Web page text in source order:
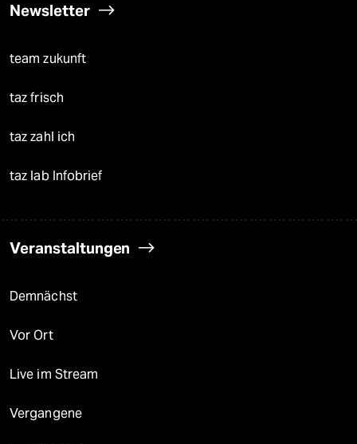
Newsletter
team zukunft
taz frisch
taz zahl ich
taz lab Infobrief
Veranstaltungen
Demnächst
Vor Ort
Live im Stream
Vergangene